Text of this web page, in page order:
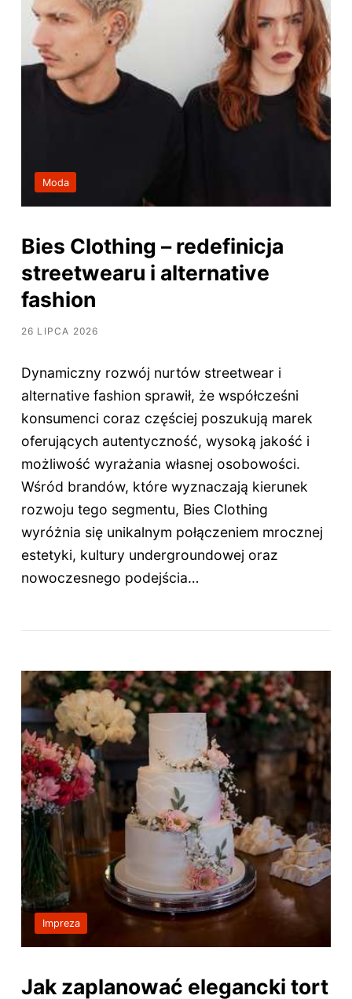
Moda
Bies Clothing – redefinicja
streetwearu i alternative
fashion
26 LIPCA 2026
Dynamiczny rozwój nurtów streetwear i
alternative fashion sprawił, że współcześni
konsumenci coraz częściej poszukują marek
oferujących autentyczność, wysoką jakość i
możliwość wyrażania własnej osobowości.
Wśród brandów, które wyznaczają kierunek
rozwoju tego segmentu, Bies Clothing
wyróżnia się unikalnym połączeniem mrocznej
estetyki, kultury undergroundowej oraz
nowoczesnego podejścia…
Impreza
Jak zaplanować elegancki tort